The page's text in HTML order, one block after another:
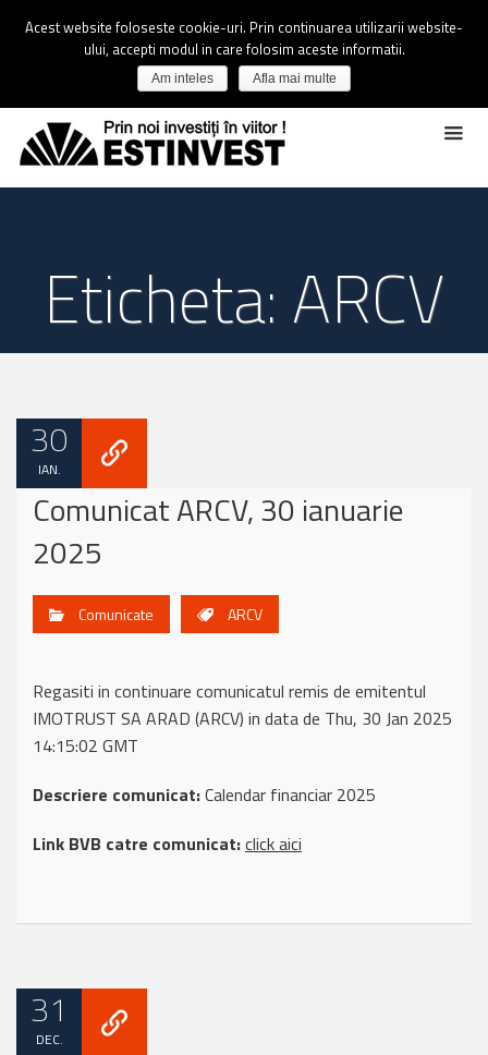
Eticheta: ARCV
30
IAN.
Comunicat ARCV, 30 ianuarie
2025
Comunicate ARCV
Regasiti in continuare comunicatul remis de emitentul
IMOTRUST SA ARAD (ARCV) in data de Thu, 30 Jan 2025
14:15:02 GMT
Descriere comunicat:Calendar financiar 2025
Link BVB catre comunicat:click aici
31
DEC.
Acest website foloseste cookie-uri. Prin continuarea utilizarii website-
ului, accepti modul in care folosim aceste informatii.
Am inteles Afla mai multe